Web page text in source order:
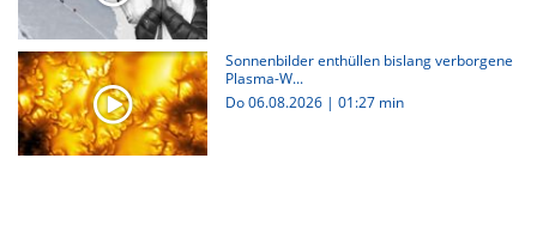
Sonnenbilder enthüllen bislang verborgene
Plasma-W...
Do 06.08.2026 | 01:27 min